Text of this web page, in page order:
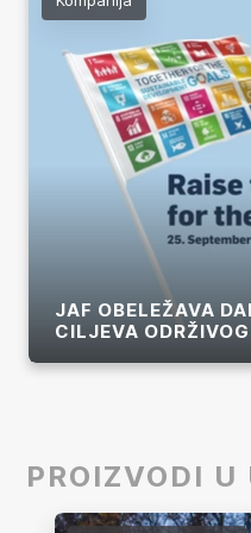
JAF OBELEŽAVA
CILJEVA
Više
PROIZVODI U